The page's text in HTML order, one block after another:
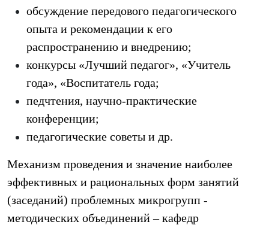
обсуждение передового педагогического
опыта и рекомендации к его
распространению и внедрению;
конкурсы «Лучший педагог», «Учитель
года», «Воспитатель года;
педчтения, научно-практические
конференции;
педагогические советы и др.
Механизм проведения и значение наиболее
эффективных и рациональных форм занятий
(заседаний) проблемных микрогрупп -
методических объединений – кафедр